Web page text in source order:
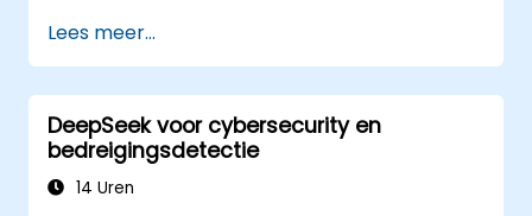
debuggen en optimaliseren van code;
herhalende programmaertaken te
automatiseren met behulp van AI-
hulpmiddelen.
Lees meer...
DeepSeek voor cybersecurity en
bedreigingsdetectie
14 Uren